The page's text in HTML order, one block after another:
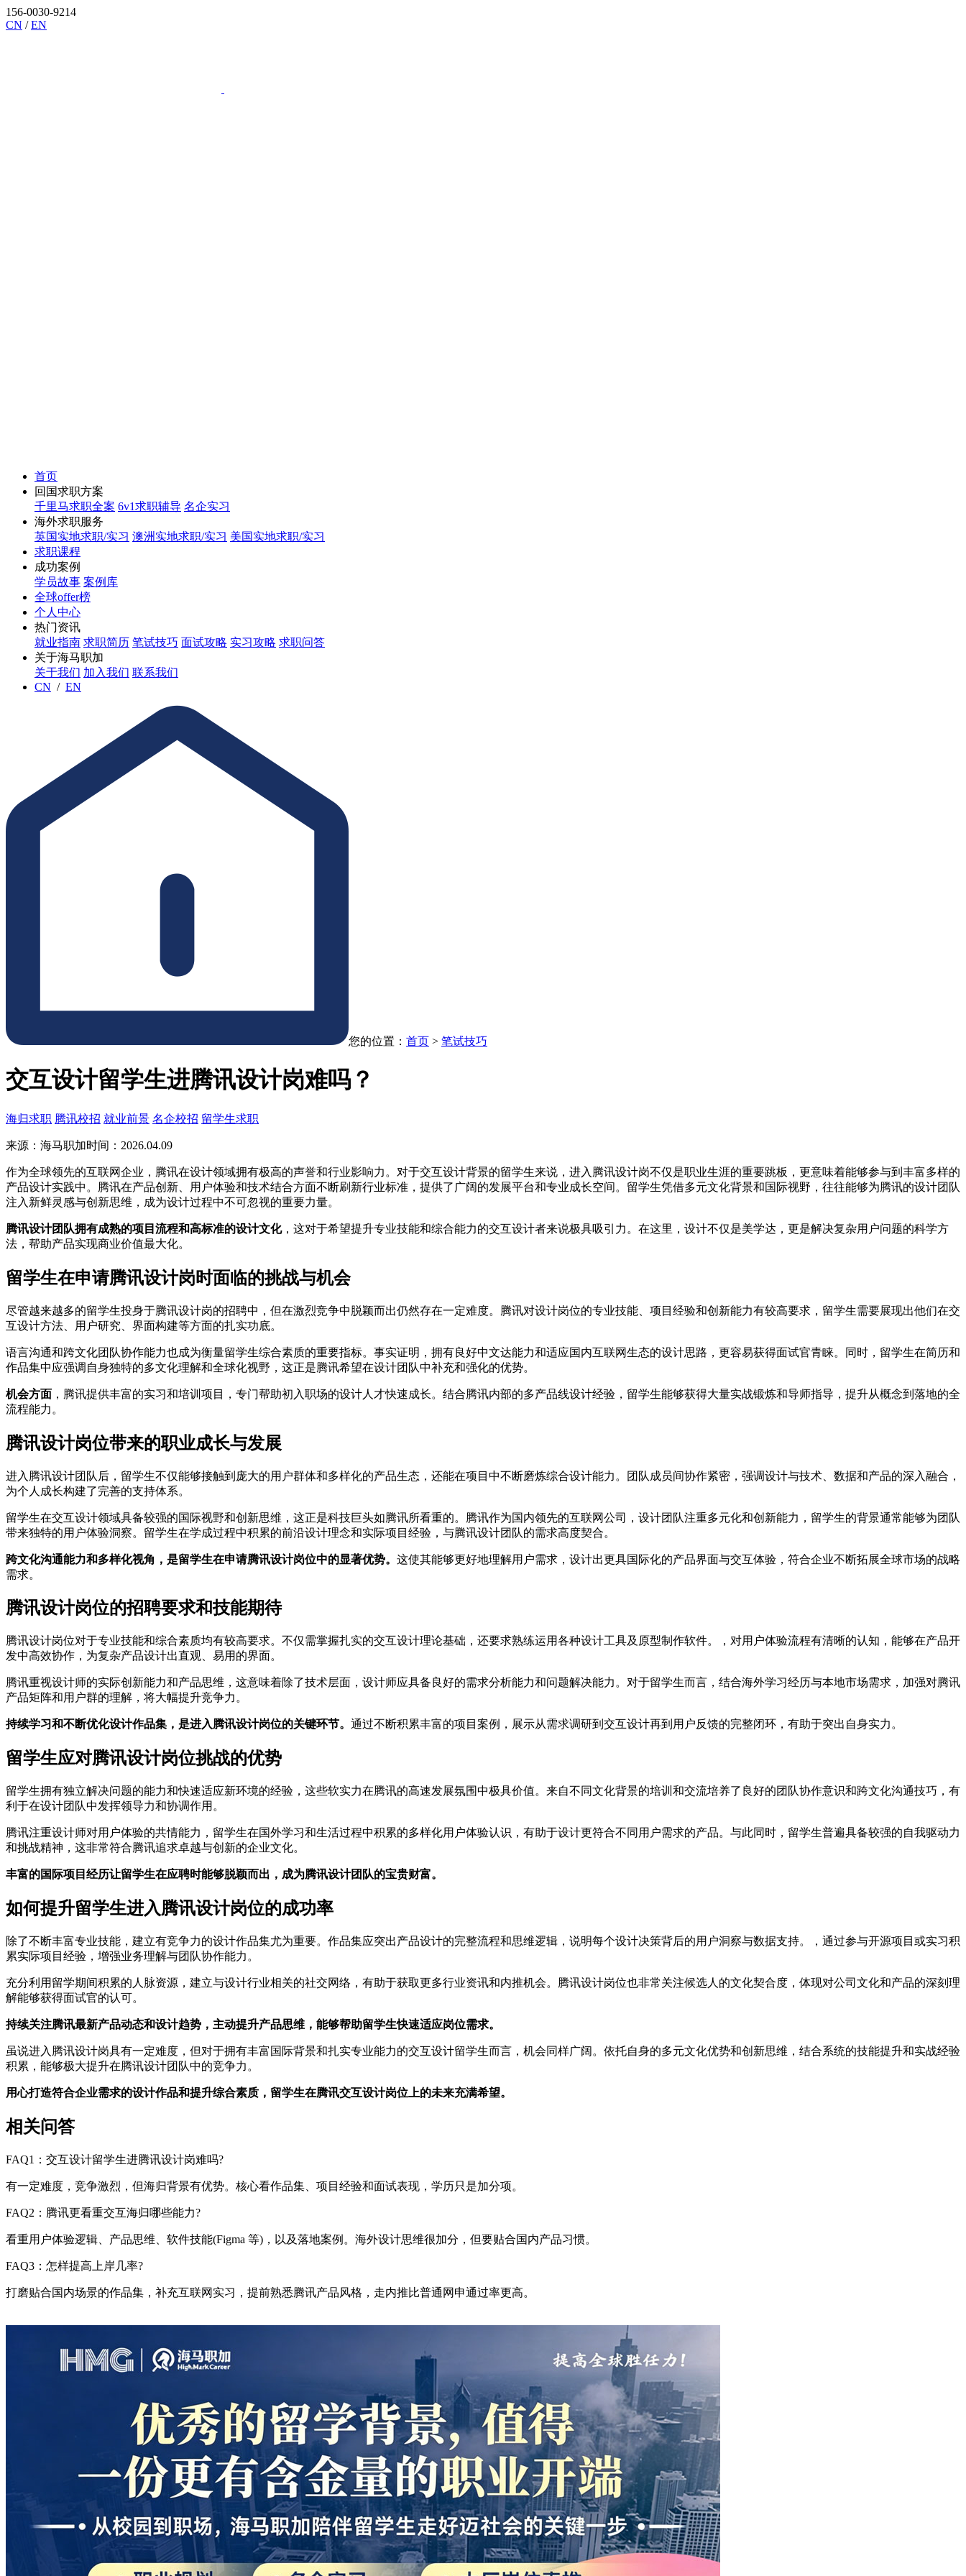
156-0030-9214
CN /EN
首页
回国求职方案
千里马求职全案 6v1求职辅导 名企实习
海外求职服务
英国实地求职/实习 澳洲实地求职/实习 美国实地求职/实习
求职课程
成功案例
学员故事 案例库
全球offer榜
个人中心
热门资讯
就业指南 求职简历 笔试技巧 面试攻略 实习攻略 求职问答
关于海马职加
关于我们 加入我们 联系我们
CN / EN
您的位置： 首页 > 笔试技巧
交互设计留学生进腾讯设计岗难吗？
海归求职 腾讯校招 就业前景 名企校招 留学生求职
来源：海马职加时间：2026.04.09
作为全球领先的互联网企业，腾讯在设计领域拥有极高的声誉和行业影响力。对于交互设计背景的留学生来说，进入腾讯设计岗不仅是职业生涯的重要跳板，更意味着能够参与到丰富多样的
产品设计实践中。腾讯在产品创新、用户体验和技术结合方面不断刷新行业标准，提供了广阔的发展平台和专业成长空间。留学生凭借多元文化背景和国际视野，往往能够为腾讯的设计团队
注入新鲜灵感与创新思维，成为设计过程中不可忽视的重要力量。
腾讯设计团队拥有成熟的项目流程和高标准的设计文化，这对于希望提升专业技能和综合能力的交互设计者来说极具吸引力。在这里，设计不仅是美学达，更是解决复杂用户问题的科学方
法，帮助产品实现商业价值最大化。
留学生在申请腾讯设计岗时面临的挑战与机会
尽管越来越多的留学生投身于腾讯设计岗的招聘中，但在激烈竞争中脱颖而出仍然存在一定难度。腾讯对设计岗位的专业技能、项目经验和创新能力有较高要求，留学生需要展现出他们在交
互设计方法、用户研究、界面构建等方面的扎实功底。
语言沟通和跨文化团队协作能力也成为衡量留学生综合素质的重要指标。事实证明，拥有良好中文达能力和适应国内互联网生态的设计思路，更容易获得面试官青睐。同时，留学生在简历和
作品集中应强调自身独特的多文化理解和全球化视野，这正是腾讯希望在设计团队中补充和强化的优势。
机会方面 ，腾讯提供丰富的实习和培训项目，专门帮助初入职场的设计人才快速成长。结合腾讯内部的多产品线设计经验，留学生能够获得大量实战锻炼和导师指导，提升从概念到落地的全
流程能力。
腾讯设计岗位带来的职业成长与发展
进入腾讯设计团队后，留学生不仅能够接触到庞大的用户群体和多样化的产品生态，还能在项目中不断磨炼综合设计能力。团队成员间协作紧密，强调设计与技术、数据和产品的深入融合，
为个人成长构建了完善的支持体系。
留学生在交互设计领域具备较强的国际视野和创新思维，这正是科技巨头如腾讯所看重的。腾讯作为国内领先的互联网公司，设计团队注重多元化和创新能力，留学生的背景通常能够为团队
带来独特的用户体验洞察。留学生在学成过程中积累的前沿设计理念和实际项目经验，与腾讯设计团队的需求高度契合。
跨文化沟通能力和多样化视角，是留学生在申请腾讯设计岗位中的显著优势。 这使其能够更好地理解用户需求，设计出更具国际化的产品界面与交互体验，符合企业不断拓展全球市场的战略
需求。
腾讯设计岗位的招聘要求和技能期待
腾讯设计岗位对于专业技能和综合素质均有较高要求。不仅需掌握扎实的交互设计理论基础，还要求熟练运用各种设计工具及原型制作软件。，对用户体验流程有清晰的认知，能够在产品开
发中高效协作，为复杂产品设计出直观、易用的界面。
腾讯重视设计师的实际创新能力和产品思维，这意味着除了技术层面，设计师应具备良好的需求分析能力和问题解决能力。对于留学生而言，结合海外学习经历与本地市场需求，加强对腾讯
产品矩阵和用户群的理解，将大幅提升竞争力。
持续学习和不断优化设计作品集，是进入腾讯设计岗位的关键环节。 通过不断积累丰富的项目案例，展示从需求调研到交互设计再到用户反馈的完整闭环，有助于突出自身实力。
留学生应对腾讯设计岗位挑战的优势
留学生拥有独立解决问题的能力和快速适应新环境的经验，这些软实力在腾讯的高速发展氛围中极具价值。来自不同文化背景的培训和交流培养了良好的团队协作意识和跨文化沟通技巧，有
利于在设计团队中发挥领导力和协调作用。
腾讯注重设计师对用户体验的共情能力，留学生在国外学习和生活过程中积累的多样化用户体验认识，有助于设计更符合不同用户需求的产品。与此同时，留学生普遍具备较强的自我驱动力
和挑战精神，这非常符合腾讯追求卓越与创新的企业文化。
丰富的国际项目经历让留学生在应聘时能够脱颖而出，成为腾讯设计团队的宝贵财富。
如何提升留学生进入腾讯设计岗位的成功率
除了不断丰富专业技能，建立有竞争力的设计作品集尤为重要。作品集应突出产品设计的完整流程和思维逻辑，说明每个设计决策背后的用户洞察与数据支持。，通过参与开源项目或实习积
累实际项目经验，增强业务理解与团队协作能力。
充分利用留学期间积累的人脉资源，建立与设计行业相关的社交网络，有助于获取更多行业资讯和内推机会。腾讯设计岗位也非常关注候选人的文化契合度，体现对公司文化和产品的深刻理
解能够获得面试官的认可。
持续关注腾讯最新产品动态和设计趋势，主动提升产品思维，能够帮助留学生快速适应岗位需求。
虽说进入腾讯设计岗具有一定难度，但对于拥有丰富国际背景和扎实专业能力的交互设计留学生而言，机会同样广阔。依托自身的多元文化优势和创新思维，结合系统的技能提升和实战经验
积累，能够极大提升在腾讯设计团队中的竞争力。
用心打造符合企业需求的设计作品和提升综合素质，留学生在腾讯交互设计岗位上的未来充满希望。
相关问答
FAQ1：交互设计留学生进腾讯设计岗难吗?
有一定难度，竞争激烈，但海归背景有优势。核心看作品集、项目经验和面试表现，学历只是加分项。
FAQ2：腾讯更看重交互海归哪些能力?
看重用户体验逻辑、产品思维、软件技能(Figma 等)，以及落地案例。海外设计思维很加分，但要贴合国内产品习惯。
FAQ3：怎样提高上岸几率?
打磨贴合国内场景的作品集，补充互联网实习，提前熟悉腾讯产品风格，走内推比普通网申通过率更高。